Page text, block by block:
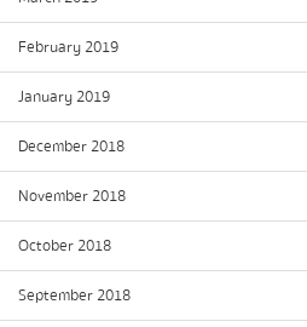
February 2019
January 2019
December 2018
November 2018
October 2018
September 2018